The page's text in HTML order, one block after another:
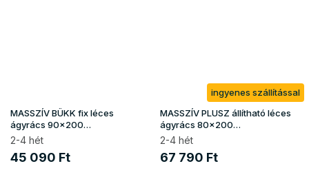
MASSZÍV BÜKK fix léces
ágyrács 90x200
(150kg/fekhely)
2-4 hét
45 090 Ft
ingyenes szállítással
MASSZÍV PLUSZ állítható léces
ágyrács 80x200
(130kg/fekhely)
2-4 hét
67 790 Ft